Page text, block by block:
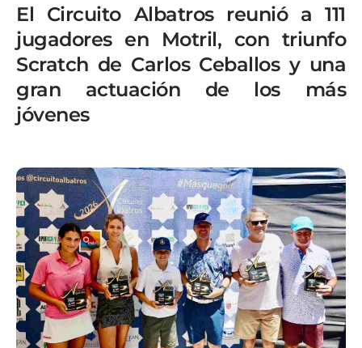
El Circuito Albatros reunió a 111
jugadores en Motril, con triunfo
Scratch de Carlos Ceballos y una
gran actuación de los más
jóvenes